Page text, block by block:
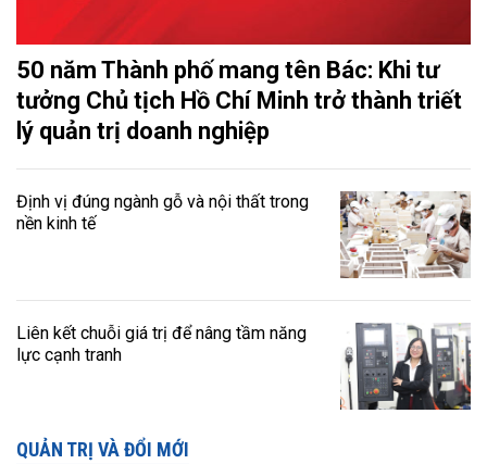
50 năm Thành phố mang tên Bác: Khi tư
tưởng Chủ tịch Hồ Chí Minh trở thành triết
lý quản trị doanh nghiệp
Định vị đúng ngành gỗ và nội thất trong
nền kinh tế
Liên kết chuỗi giá trị để nâng tầm năng
lực cạnh tranh
QUẢN TRỊ VÀ ĐỔI MỚI